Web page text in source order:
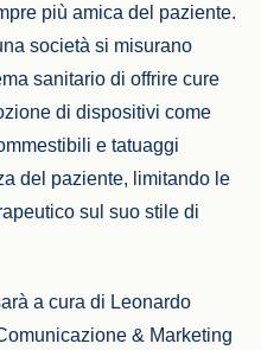
più amica del paziente.
società si misurano
sanitario di offrire cure
di dispositivi come
e tatuaggi
del paziente, limitando le
sul suo stile di
a cura di Leonardo
& Marketing